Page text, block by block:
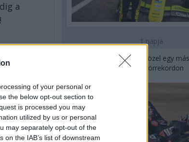
of your personal or
the below opt-out section to
is processed you may
utilized by us or personal
may separately opt-out of the
the IAB’s list of downstream
a
1 napja
MotoGP: Bezzecchi közel egy
javított a körrekordon